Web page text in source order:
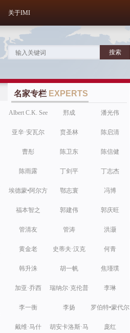
关于IMI
名家专栏 EXPERTS
Albert C.K. See 邢成 潘光伟
亚辛·安瓦尔 贲圣林 陈启清
曹彤 陈卫东 陈信健
陈雨露 丁剑平 丁志杰
埃德蒙•阿尔方
戴利
鄂志寰 冯博
福本智之 郭建伟 郭庆旺
管清友 管涛 洪灏
黄金老 史蒂夫·汉克 何青
韩升洙 胡一帆 焦瑾璞
加亚·乔西 瑞纳尔·克伦普 李琳
李一衡 李扬 罗伯特•蒙代尔
戴维·马什 胡安卡洛斯·马 庞红